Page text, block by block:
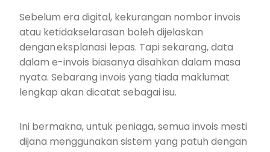
Sebelum era digital, kekurangan nombor invois
atau ketidakselarasan boleh dijelaskan
dengan eksplanasi lepas. Tapi sekarang, data
dalam e-invois biasanya disahkan dalam masa
nyata. Sebarang invois yang tiada maklumat
lengkap akan dicatat sebagai isu.
Ini bermakna, untuk peniaga, semua invois mesti
dijana menggunakan sistem yang patuh dengan